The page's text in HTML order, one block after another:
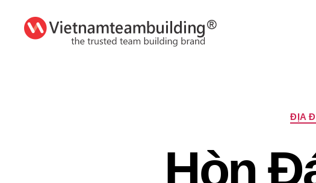
ĐỊA
Hòn